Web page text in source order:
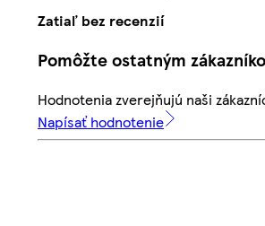
Zatiaľ bez recenzií
Pomôžte ostatným
Hodnotenia zverejňujú naši
Napísať hodnotenie